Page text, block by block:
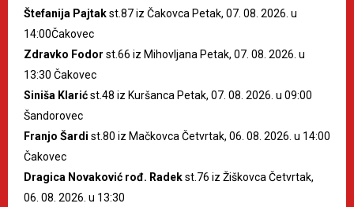
Štefanija Pajtakst.87 iz Čakovca Petak, 07. 08. 2026. u
14:00Čakovec
Zdravko Fodor st.66 iz Mihovljana Petak, 07. 08. 2026. u
13:30 Čakovec
Siniša Klarićst.48 iz Kuršanca Petak, 07. 08. 2026. u 09:00
Šandorovec
Franjo Šardi st.80 iz Mačkovca Četvrtak, 06. 08. 2026. u 14:00
Čakovec
Dragica Novaković rođ. Radekst.76 iz Žiškovca Četvrtak,
06. 08. 2026. u 13:30